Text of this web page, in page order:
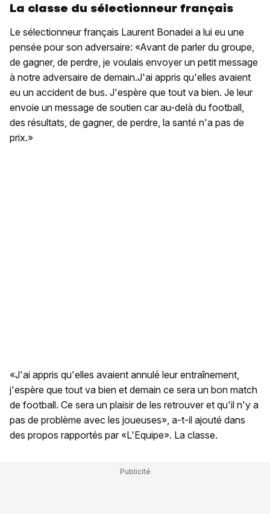
La classe du sélectionneur français
Le sélectionneur français Laurent Bonadei a lui eu une
pensée pour son adversaire: «Avant de parler du groupe,
de gagner, de perdre, je voulais envoyer un petit message
à notre adversaire de demain.J'ai appris qu'elles avaient
eu un accident de bus. J'espère que tout va bien. Je leur
envoie un message de soutien car au-delà du football,
des résultats, de gagner, de perdre, la santé n'a pas de
prix.»
«J'ai appris qu'elles avaient annulé leur entraînement,
j'espère que tout va bien et demain ce sera un bon match
de football. Ce sera un plaisir de les retrouver et qu'il n'y a
pas de problème avec les joueuses», a-t-il ajouté dans
des propos rapportés par «L'Equipe». La classe.